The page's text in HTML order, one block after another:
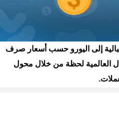
إلى اليورو حسب أسعار صرف
العالمية لحظة من خلال محول